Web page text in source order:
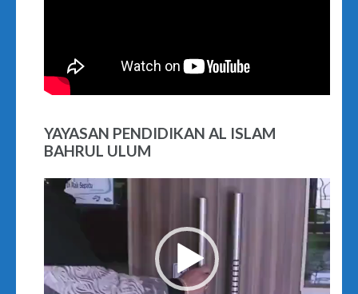
YAYASAN PENDIDIKAN AL ISLAM
BAHRUL ULUM
Video
Player